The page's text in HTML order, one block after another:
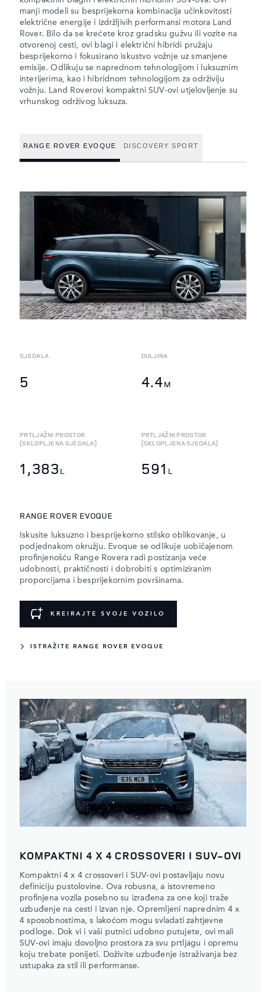
manji modeli su besprijekorna kombinacija učinkovitosti
električne energije i izdržljivih performansi motora Land
Rover. Bilo da se krećete kroz gradsku gužvu ili vozite na
otvorenoj cesti, ovi blagi i električni hibridi pružaju
besprijekorno i fokusirano iskustvo vožnje uz smanjene
emisije. Odlikuju se naprednom tehnologijom i luksuznim
interijerima, kao i hibridnom tehnologijom za održiviju
vožnju. Land Roverovi kompaktni SUV-ovi utjelovljenje su
vrhunskog održivog luksuza.
RANGE ROVER EVOQUE DISCOVERY SPORT
SJEDALA
5
DULJINA
4.4M
PRTLJAŽNI PROSTOR
(SKLOPLJENA SJEDALA)
1,383 L
PRTLJAŽNI PROSTOR
(SKLOPLJENA SJEDALA)
591 L
RANGE ROVER EVOQUE
Iskusite luksuzno i besprijekorno stilsko oblikovanje, u
podjednakom okružju. Evoque se odlikuje uobičajenom
profinjenošću Range Rovera radi postizanja veće
udobnosti, praktičnosti i dobrobiti s optimiziranim
proporcijama i besprijekornim površinama.
KREIRAJTE SVOJE VOZILO
ISTRAŽITE RANGE ROVER EVOQUE
KOMPAKTNI 4 X 4 CROSSOVERI I SUV-OVI
Kompaktni 4 x 4 crossoveri i SUV-ovi postavljaju novu
definiciju pustolovine. Ova robusna, a istovremeno
profinjena vozila posebno su izrađena za one koji traže
uzbuđenje na cesti i izvan nje. Opremljeni naprednim 4 x
4 sposobnostima, s lakoćom mogu svladati zahtjevne
podloge. Dok vi i vaši putnici udobno putujete, ovi mali
SUV-ovi imaju dovoljno prostora za svu prtljagu i opremu
koju trebate ponijeti. Doživite uzbuđenje istraživanja bez
ustupaka za stil ili performanse.